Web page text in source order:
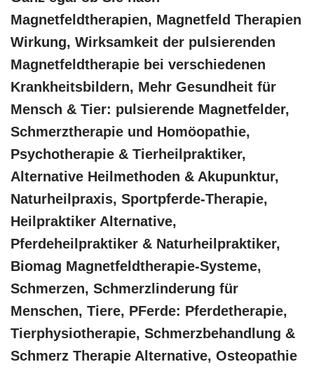
Magnetfeldtherapien, Magnetfeld Therapien
Wirkung, Wirksamkeit der pulsierenden
Magnetfeldtherapie bei verschiedenen
Krankheitsbildern, Mehr Gesundheit für
Mensch & Tier: pulsierende Magnetfelder,
Schmerztherapie und ‎Homöopathie,
‎Psychotherapie & ‎Tierheilpraktiker,
Alternative Heilmethoden & Akupunktur,
Naturheilpraxis, Sportpferde-Therapie,
Heilpraktiker Alternative,
Pferdeheilpraktiker & Naturheilpraktiker,
Biomag Magnetfeldtherapie-Systeme,
Schmerzen, Schmerzlinderung für
Menschen, Tiere, PFerde: Pferdetherapie,
Tierphysiotherapie, Schmerzbehandlung &
Schmerz Therapie Alternative, Osteopathie